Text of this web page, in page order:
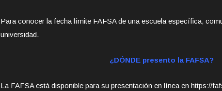
Para conocer la fecha límite FAFSA de una escuela específica,
universidad.
¿DÓNDE presento la FAFSA?
La FAFSA está disponible para su presentación en línea en https://